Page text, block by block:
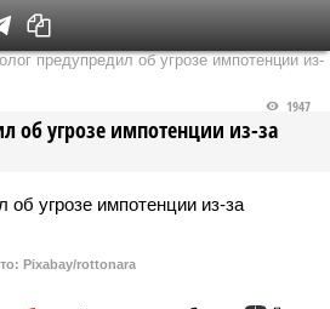
выпуск
предупредил об угрозе импотенции из-
об угрозе импотенции из-за
1947
Pixabay/rottonara